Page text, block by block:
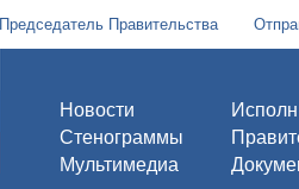
Председатель Правительства
Новости
Стенограммы
Мультимедиа